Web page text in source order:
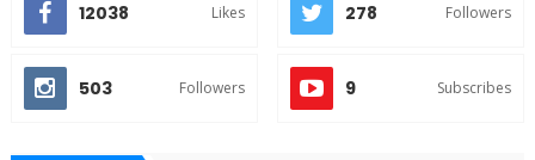
12038 Likes 278 Followers
503 Followers 9 Subscribes